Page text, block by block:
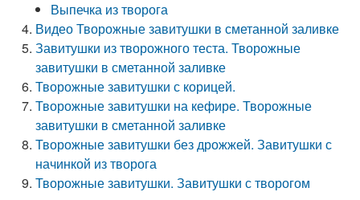
Выпечка из творога
Видео Творожные завитушки в сметанной заливке
Завитушки из творожного теста. Творожные
завитушки в сметанной заливке
Творожные завитушки с корицей.
Творожные завитушки на кефире. Творожные
завитушки в сметанной заливке
Творожные завитушки без дрожжей. Завитушки с
начинкой из творога
Творожные завитушки. Завитушки с творогом